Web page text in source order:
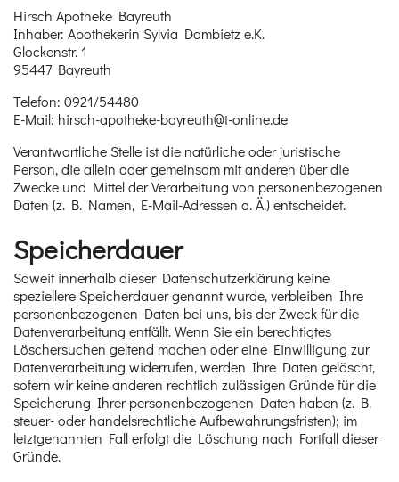
Hirsch Apotheke Bayreuth
Inhaber: Apothekerin Sylvia Dambietz e.K.
Glockenstr. 1
95447 Bayreuth
Telefon: 0921/54480
E-Mail: hirsch-apotheke-bayreuth@t-online.de
Verantwortliche Stelle ist die natürliche oder juristische
Person, die allein oder gemeinsam mit anderen über die
Zwecke und Mittel der Verarbeitung von personenbezogenen
Daten (z. B. Namen, E-Mail-Adressen o. Ä.) entscheidet.
Speicherdauer
Soweit innerhalb dieser Datenschutzerklärung keine
speziellere Speicherdauer genannt wurde, verbleiben Ihre
personenbezogenen Daten bei uns, bis der Zweck für die
Datenverarbeitung entfällt. Wenn Sie ein berechtigtes
Löschersuchen geltend machen oder eine Einwilligung zur
Datenverarbeitung widerrufen, werden Ihre Daten gelöscht,
sofern wir keine anderen rechtlich zulässigen Gründe für die
Speicherung Ihrer personenbezogenen Daten haben (z. B.
steuer- oder handelsrechtliche Aufbewahrungsfristen); im
letztgenannten Fall erfolgt die Löschung nach Fortfall dieser
Gründe.